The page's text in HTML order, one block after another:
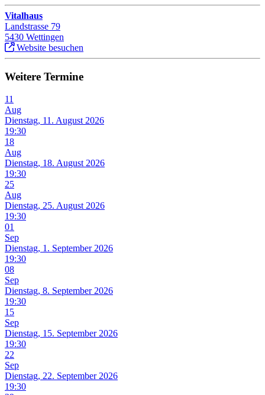
Vitalhaus
Landstrasse 79
5430 Wettingen
Website besuchen
Weitere Termine
11
Aug
Dienstag, 11. August 2026
19:30
18
Aug
Dienstag, 18. August 2026
19:30
25
Aug
Dienstag, 25. August 2026
19:30
01
Sep
Dienstag, 1. September 2026
19:30
08
Sep
Dienstag, 8. September 2026
19:30
15
Sep
Dienstag, 15. September 2026
19:30
22
Sep
Dienstag, 22. September 2026
19:30